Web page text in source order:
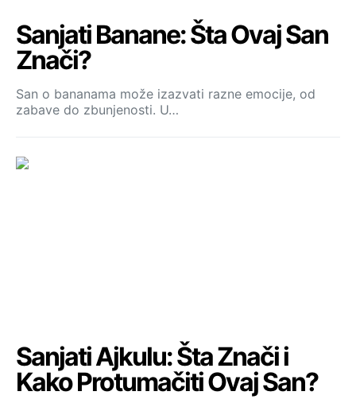
Sanjati Banane: Šta Ovaj San
Znači?
San o bananama može izazvati razne emocije, od
zabave do zbunjenosti. U…
Sanjati Ajkulu: Šta Znači i
Kako Protumačiti Ovaj San?